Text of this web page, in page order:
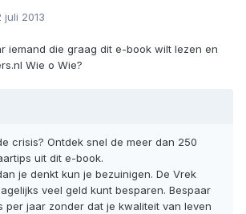
juli 2013
iemand die graag dit e-book wilt lezen en
Wie o Wie?
crisis? Ontdek snel de meer dan 250
uit dit e-book.
je denkt kun je bezuinigen. De Vrek
veel geld kunt besparen. Bespaar
per jaar zonder dat je kwaliteit van leven